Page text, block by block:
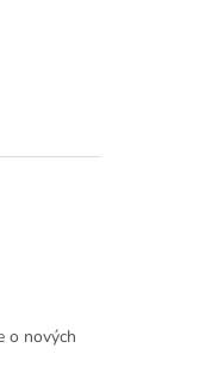
o nových